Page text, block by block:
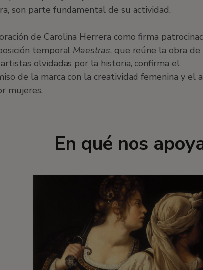
son parte fundamental de su actividad.
de Carolina Herrera como firma
temporal Maestras, que reúne la obra de
olvidadas por la historia, confirma el
de la marca con la creatividad femenina y el
mujeres.
En qué nos